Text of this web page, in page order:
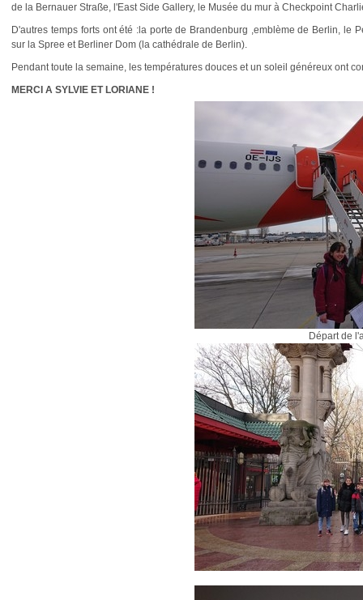
de la Bernauer Straße, l'East Side Gallery, le Musée du mur à Checkpoint
D'autres temps forts ont été :la porte de Brandenburg ,emblème de Berlin, le
sur la Spree et Berliner Dom (la cathédrale de Berlin).
Pendant toute la semaine, les températures douces et un soleil généreux ont
MERCI A SYLVIE ET LORIANE !
Départ de